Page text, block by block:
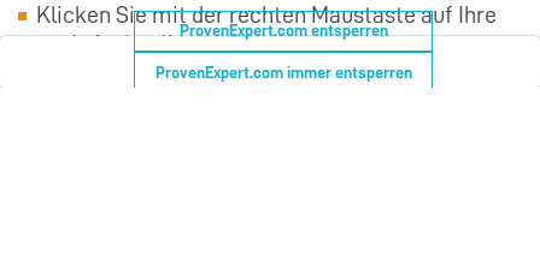
ProvenExpert.com entsperren
ProvenExpert.com immer entsperren
Klicken Sie mit der rechten Maustaste auf Ihre
→Aufgabenliste.
Wählen Sie →Neuer Ordner …aus.